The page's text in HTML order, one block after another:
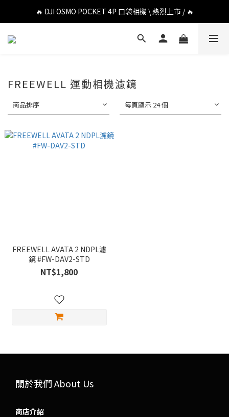
🔥 DJI OSMO POCKET 4P 口袋相機 \ 熱烈上市 / 🔥
🔥 DJI OSMO POCKET 4P 口袋相機 \ 熱烈上市 / 🔥
🔥 Insta360 Luna Ultra 雲台相機 \ 熱烈上市 / 🔥
🔥 DJI OSMO POCKET 4P 口袋相機 \ 熱烈上市 / 🔥
FREEWELL 運動相機濾鏡
商品排序 每頁顯示 24 個
FREEWELL AVATA 2 NDPL濾
鏡 #FW-DAV2-STD
NT$1,800
關於我們 About Us
商店介紹